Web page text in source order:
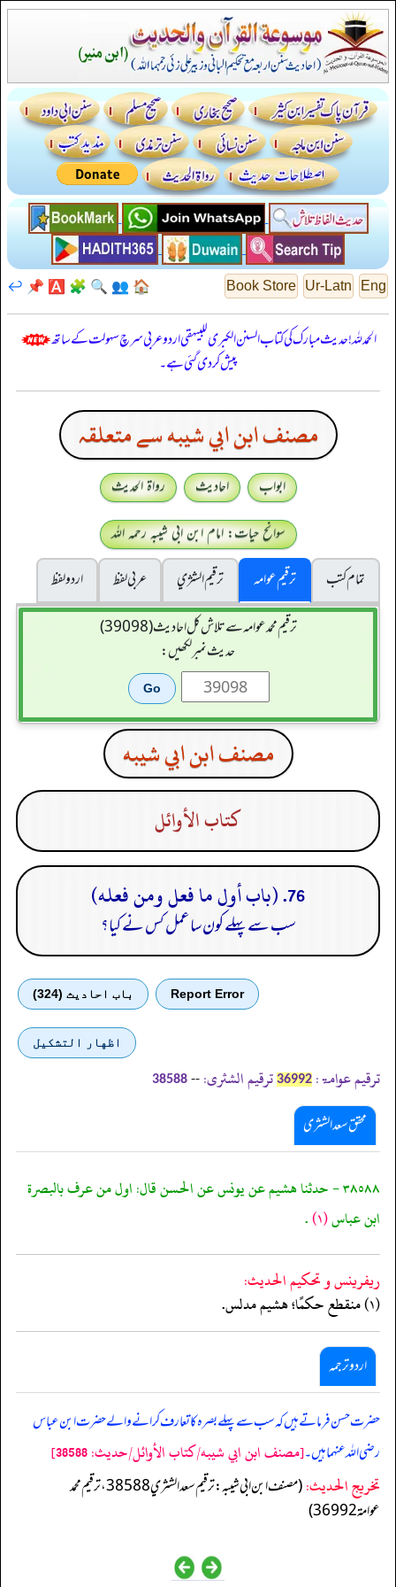
Eng
Ur-Latn
Book Store
🏠
👥
🔍
🧩
🅰️
📌
↩️
الحمدللہ! حدیث مبارک کی کتاب السنن الكبرى للبيهقي اردو عربی سرچ سہولت کے ساتھ
پیش کر دی گئی ہے۔
مصنف ابن ابي شيبه سے متعلقہ
ابواب احادیث
رواۃ الحدیث
سوانح حیات: امام ابن ابی شیبہ رحمہ اللہ
تمام کتب
ترقیم عوامہ ترقيم الشژي عربی لفظ
اردو لفظ
ترقیم محمدعوامہ سے تلاش کل احادیث (39098)
حدیث نمبر لکھیں:
مصنف ابن ابي شيبه
كتاب الأوائل
76. (باب أول ما فعل ومن فعله)
سب سے پہلے کون سا عمل کس نے کیا؟
Report Error باب احادیث (324)
اظهار التشكيل
ترقیم عوامۃ: 36992 ترقیم الشثری: --
38588
محقق سعد الشثری
٣٨٥٨٨ - حدثنا هشيم عن يونس عن الحسن قال: اول من عرف بالبصرة
ابن عباس(١) .
ريفرينس و تحكيم الحدیث:
(١) منقطع حكمًا؛ هشيم مدلس.
اردو ترجمہ
حضرت حسن فرماتے ہیں کہ سب سے پہلے بصرہ کا تعارف کرانے والے حضرت ابن عباس
رضی اللہ عنہما ہیں۔[مصنف ابن ابي شيبه/كتاب الأوائل/حدیث: 38588]
تخریج الحدیث:
(مصنف ابن ابي شيبه: ترقيم سعد الشثري 38588، ترقيم محمد
عوامة 36992)